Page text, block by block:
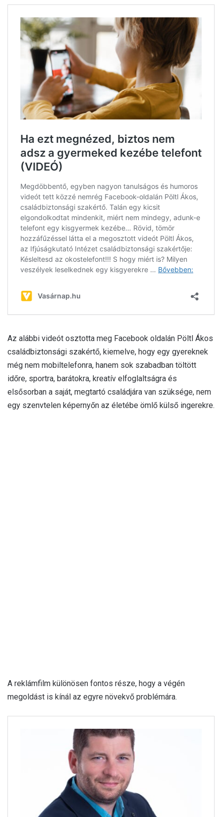
Az alábbi videót osztotta meg Facebook oldalán Pöltl Ákos
családbiztonsági szakértő, kiemelve, hogy egy gyereknek
még nem mobiltelefonra, hanem sok szabadban töltött
időre, sportra, barátokra, kreatív elfoglaltságra és
elsősorban a saját, megtartó családjára van szüksége, nem
egy szenvtelen képernyőn az életébe ömlő külső ingerekre.
A reklámfilm különösen fontos része, hogy a végén
megoldást is kínál az egyre növekvő problémára.